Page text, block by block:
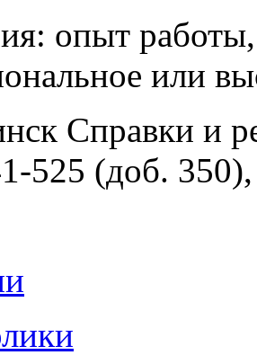
опыт
или
Справки и
525 (доб. 350),